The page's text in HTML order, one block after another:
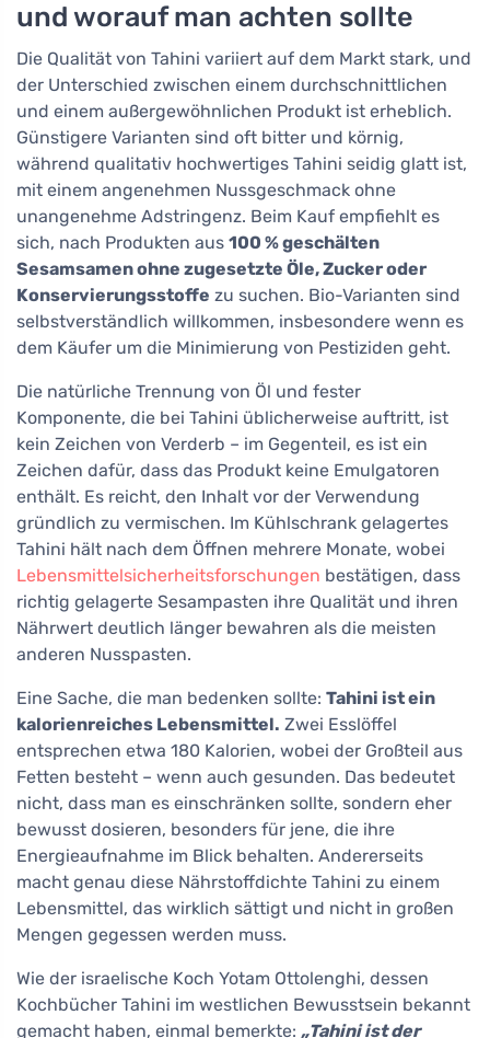
und worauf man achten sollte
Die Qualität von Tahini variiert auf dem Markt stark, und
der Unterschied zwischen einem durchschnittlichen
und einem außergewöhnlichen Produkt ist erheblich.
Günstigere Varianten sind oft bitter und körnig,
während qualitativ hochwertiges Tahini seidig glatt ist,
mit einem angenehmen Nussgeschmack ohne
unangenehme Adstringenz. Beim Kauf empfiehlt es
sich, nach Produkten aus 100 % geschälten
Sesamsamen ohne zugesetzte Öle, Zucker oder
Konservierungsstoffe zu suchen. Bio-Varianten sind
selbstverständlich willkommen, insbesondere wenn es
dem Käufer um die Minimierung von Pestiziden geht.
Die natürliche Trennung von Öl und fester
Komponente, die bei Tahini üblicherweise auftritt, ist
kein Zeichen von Verderb – im Gegenteil, es ist ein
Zeichen dafür, dass das Produkt keine Emulgatoren
enthält. Es reicht, den Inhalt vor der Verwendung
gründlich zu vermischen. Im Kühlschrank gelagertes
Tahini hält nach dem Öffnen mehrere Monate, wobei
Lebensmittelsicherheitsforschungen bestätigen, dass
richtig gelagerte Sesampasten ihre Qualität und ihren
Nährwert deutlich länger bewahren als die meisten
anderen Nusspasten.
Eine Sache, die man bedenken sollte: Tahini ist ein
kalorienreiches Lebensmittel. Zwei Esslöffel
entsprechen etwa 180 Kalorien, wobei der Großteil aus
Fetten besteht – wenn auch gesunden. Das bedeutet
nicht, dass man es einschränken sollte, sondern eher
bewusst dosieren, besonders für jene, die ihre
Energieaufnahme im Blick behalten. Andererseits
macht genau diese Nährstoffdichte Tahini zu einem
Lebensmittel, das wirklich sättigt und nicht in großen
Mengen gegessen werden muss.
Wie der israelische Koch Yotam Ottolenghi, dessen
Kochbücher Tahini im westlichen Bewusstsein bekannt
gemacht haben, einmal bemerkte: „Tahini ist der